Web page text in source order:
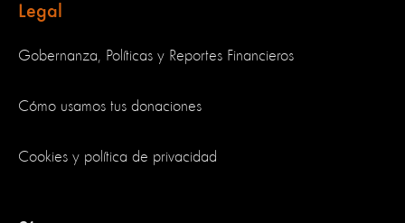
Legal
Gobernanza, Políticas y Reportes Financieros
Cómo usamos tus donaciones
Cookies y política de privacidad